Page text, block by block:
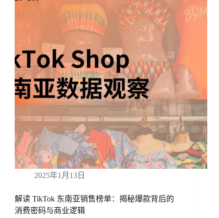
2025年1月13日
解读 TikTok 东南亚销售榜单：揭秘爆款背后的
消费密码与商业逻辑